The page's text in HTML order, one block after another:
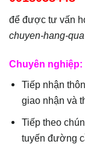
để được tư vấn
chuyen-hang-
Chuyên nghiệp:
Tiếp nhận
giao nhận và
Tiếp theo
tuyến đường